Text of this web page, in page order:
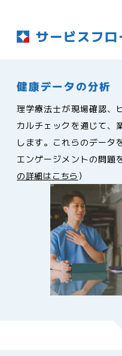
サービスフロ
健康データの分析
理学療法士が現場確認、
カルチェックを通じて、
します。これらのデータ
エンゲージメントの問題
の詳細はこちら ）